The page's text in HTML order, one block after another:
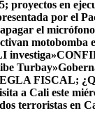
proyectos en
por el
el
motobomba
investiga»
Turbay»
FISCAL;
a Cali este
terroristas en